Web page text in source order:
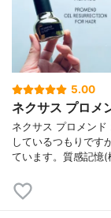
5.00
ネクサス プロメ
ネクサス プロメン
しているつもりです
ています。質感記憶